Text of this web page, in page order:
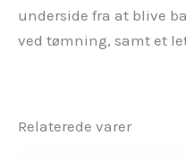
underside fra at blive
ved tømning, samt et
Relaterede varer